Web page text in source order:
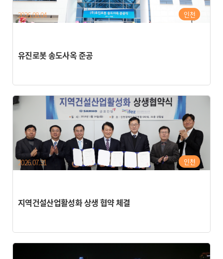
유진로봇 송도사옥 준공
인천
2026.08.04
지역건설산업활성화 상생 협약 체결
인천
2026.07.31